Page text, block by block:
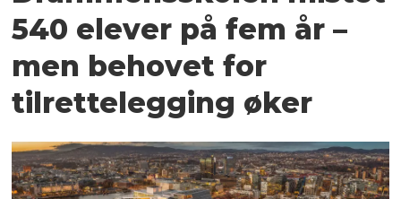
540 elever på fem år –
men behovet for
tilrettelegging øker